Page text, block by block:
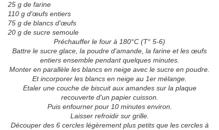
25 g de farine
110 g d'œufs entiers
75 g de blancs d'œufs
20 g de sucre semoule
Préchauffer le four à 180°C (T° 5-6)
Battre le sucre glace, la poudre d'amande, la farine et les œufs
entiers ensemble pendant quelques minutes.
Monter en parallèle les blancs en neige avec le sucre en poudre.
Et incorporer les blancs en neige au 1er mélange.
Etaler une couche de biscuit aux amandes sur la plaque
recouverte d'un papier cuisson.
Puis enfourner pour 10 minutes environ.
Laisser refroidir sur grille.
Découper des 6 cercles légèrement plus petits que les cercles à